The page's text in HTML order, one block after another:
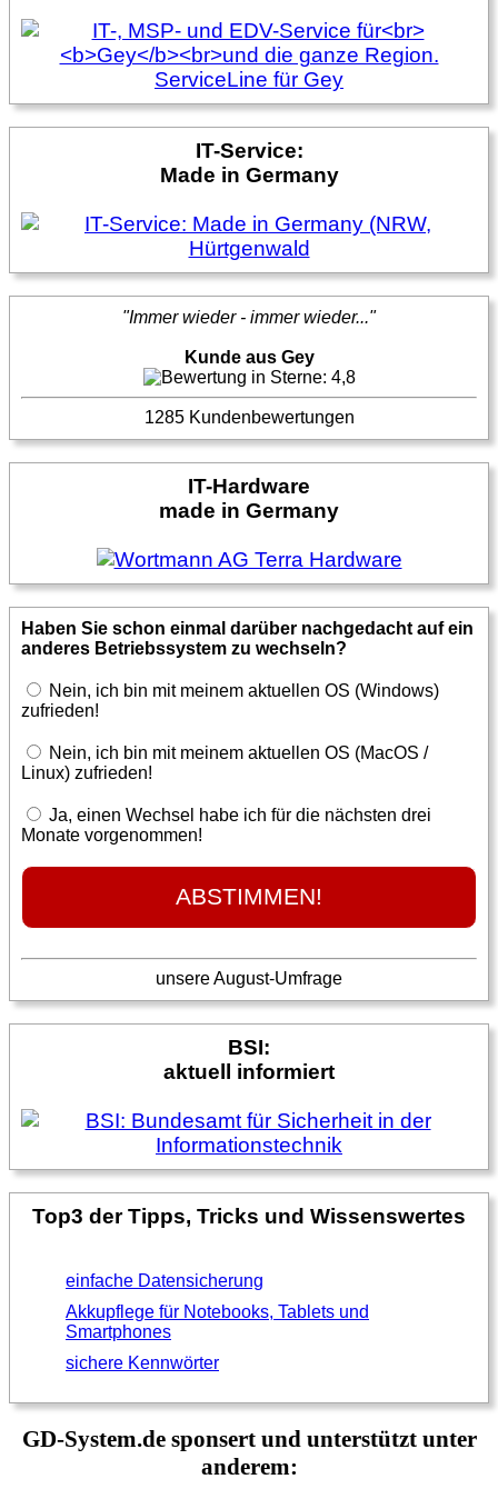
IT-Service:
Made in Germany
"Immer wieder - immer wieder..."
Kunde aus Gey
1285 Kundenbewertungen
IT-Hardware
made in Germany
Haben Sie schon einmal darüber nachgedacht auf ein
anderes Betriebssystem zu wechseln?
Nein, ich bin mit meinem aktuellen OS (Windows)
zufrieden!
Nein, ich bin mit meinem aktuellen OS (MacOS /
Linux) zufrieden!
Ja, einen Wechsel habe ich für die nächsten drei
Monate vorgenommen!
unsere August-Umfrage
BSI:
aktuell informiert
Top3 der Tipps, Tricks und Wissenswertes
einfache Datensicherung
Akkupflege für Notebooks, Tablets und
Smartphones
sichere Kennwörter
GD-System.de sponsert und unterstützt unter
anderem: